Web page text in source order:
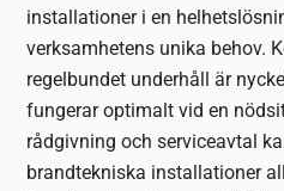
installationer i en
verksamhetens unika behov.
regelbundet underhåll är
fungerar optimalt vid en
rådgivning och serviceavtal
brandtekniska installationer